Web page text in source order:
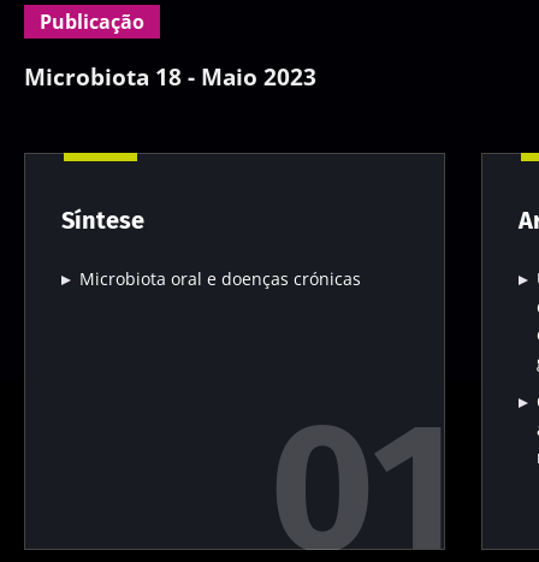
Publicação
Microbiota 18 - Maio 2023
Síntese
Microbiota oral e doenças crónicas